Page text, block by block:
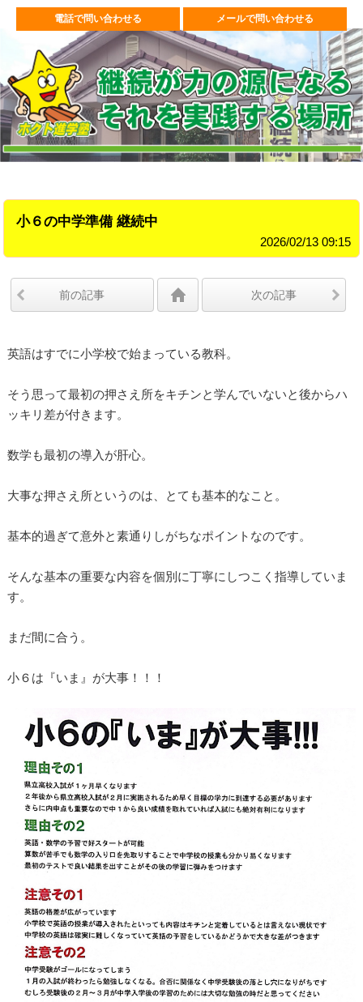
電話で問い合わせる メールで問い合わせる
小６の中学準備 継続中
2026/02/13 09:15
前の記事 次の記事
英語はすでに小学校で始まっている教科。
そう思って最初の押さえ所をキチンと学んでいないと後からハ
ッキリ差が付きます。
数学も最初の導入が肝心。
大事な押さえ所というのは、とても基本的なこと。
基本的過ぎて意外と素通りしがちなポイントなのです。
そんな基本の重要な内容を個別に丁寧にしつこく指導していま
す。
まだ間に合う。
小６は『いま』が大事！！！